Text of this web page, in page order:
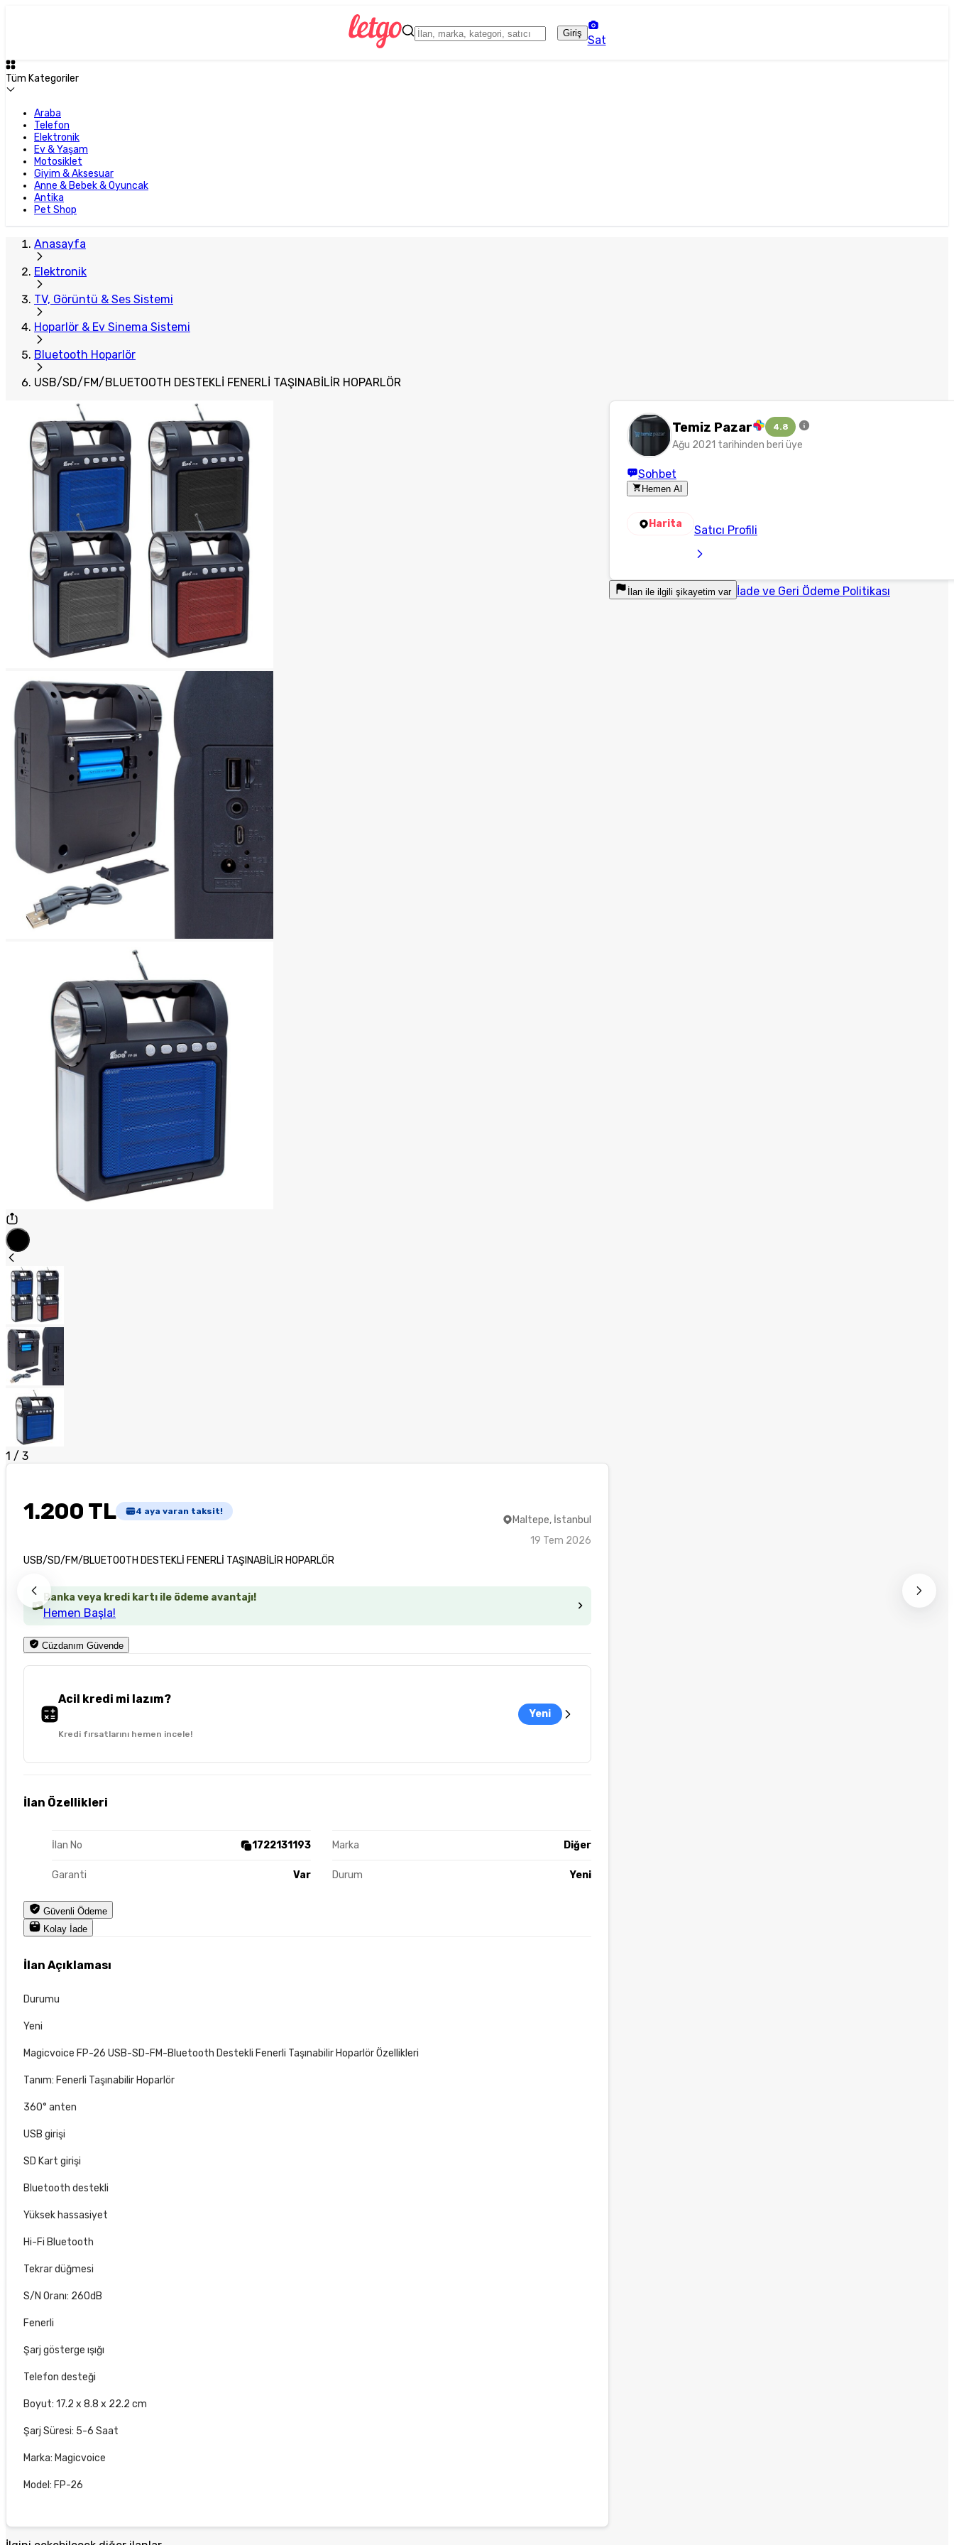
Giriş
Sat
Tüm Kategoriler
Araba
Telefon
Elektronik
Ev & Yaşam
Motosiklet
Giyim & Aksesuar
Anne & Bebek & Oyuncak
Antika
Pet Shop
Anasayfa
Elektronik
TV, Görüntü & Ses Sistemi
Hoparlör & Ev Sinema Sistemi
Bluetooth Hoparlör
USB/SD/FM/BLUETOOTH DESTEKLİ FENERLİ TAŞINABİLİR HOPARLÖR
1 / 3
1.200 TL 4 aya varan taksit!
USB/SD/FM/BLUETOOTH DESTEKLİ FENERLİ TAŞINABİLİR HOPARLÖR
Maltepe, İstanbul
19 Tem 2026
Banka veya kredi kartı ile ödeme avantajı!
Hemen Başla!
Cüzdanım Güvende
Acil kredi mi lazım?
Kredi fırsatlarını hemen incele!
Yeni
İlan Özellikleri
İlan No 1722131193 Marka Diğer
Garanti Var Durum Yeni
Güvenli Ödeme
Kolay İade
İlan Açıklaması
Durumu
Yeni
Magicvoice FP-26 USB-SD-FM-Bluetooth Destekli Fenerli Taşınabilir Hoparlör Özellikleri
Tanım: Fenerli Taşınabilir Hoparlör
360° anten
USB girişi
SD Kart girişi
Bluetooth destekli
Yüksek hassasiyet
Hi-Fi Bluetooth
Tekrar düğmesi
S/N Oranı: 260dB
Fenerli
Şarj gösterge ışığı
Telefon desteği
Boyut: 17.2 x 8.8 x 22.2 cm
Şarj Süresi: 5-6 Saat
Marka: Magicvoice
Model: FP-26
Temiz Pazar 4.8
Ağu 2021 tarihinden beri üye
Sohbet
Hemen Al
Harita Satıcı Profili
İlan ile ilgili şikayetim var İade ve Geri Ödeme Politikası